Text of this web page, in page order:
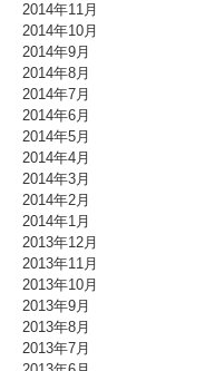
2014年11月
2014年10月
2014年9月
2014年8月
2014年7月
2014年6月
2014年5月
2014年4月
2014年3月
2014年2月
2014年1月
2013年12月
2013年11月
2013年10月
2013年9月
2013年8月
2013年7月